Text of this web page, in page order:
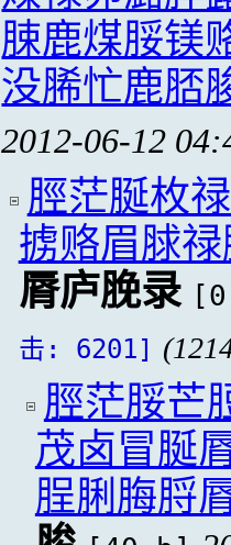
脨鹿煤脮镁
没脪忙鹿脴
2012-06-12
脛茫脠枚
掳赂眉脙
脣庐脕录
击: 6201]
脛茫脮芒
茂卤冒脠
脭脷脢脟